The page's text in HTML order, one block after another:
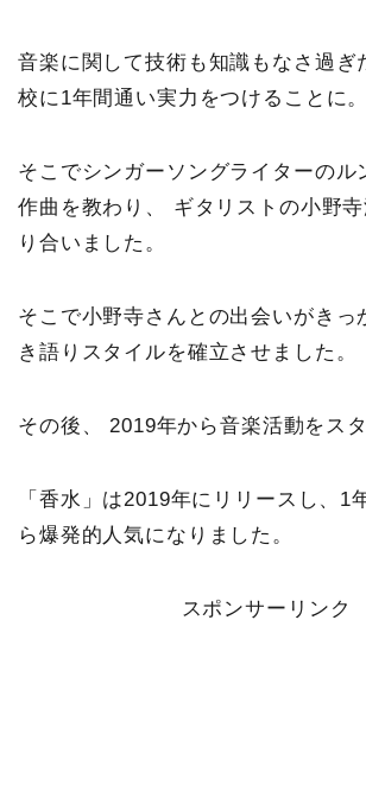
音楽に関して技術も知識もなさ過ぎ
校に1年間通い実力をつけることに。
そこでシンガーソングライターのル
作曲を教わり、 ギタリストの小野
り合いました。
そこで小野寺さんとの出会いがきっ
き語りスタイルを確立させました。
その後、 2019年から音楽活動をスタ
「香水」は2019年にリリースし、1
ら爆発的人気になりました。
スポンサーリンク